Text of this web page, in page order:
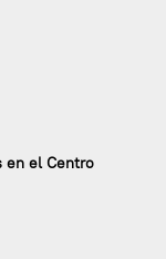
en el Centro